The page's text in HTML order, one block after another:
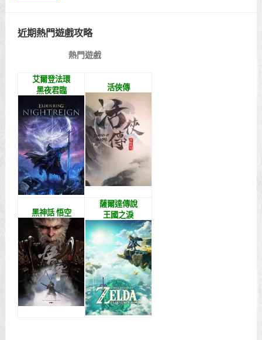
近期熱門遊戲攻略
熱門遊戲
艾爾登法環
黑夜君臨
活俠傳
黑神話 悟空
薩爾達傳說
王國之淚